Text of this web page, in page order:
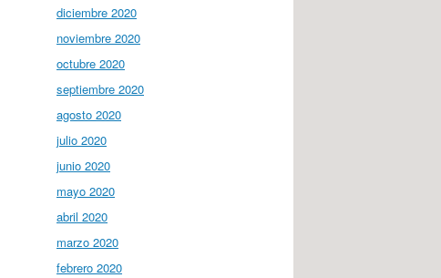
diciembre 2020
noviembre 2020
octubre 2020
septiembre 2020
agosto 2020
julio 2020
junio 2020
mayo 2020
abril 2020
marzo 2020
febrero 2020